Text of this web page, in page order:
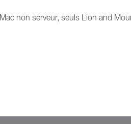
non serveur, seuls Lion and